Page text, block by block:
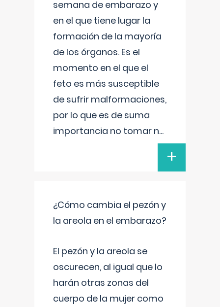
semana de embarazo y
en el que tiene lugar la
formación de la mayoría
de los órganos. Es el
momento en el que el
feto es más susceptible
de sufrir malformaciones,
por lo que es de suma
importancia no tomar n...
+
¿Cómo cambia el pezón y
la areola en el embarazo?
El pezón y la areola se
oscurecen, al igual que lo
harán otras zonas del
cuerpo de la mujer como